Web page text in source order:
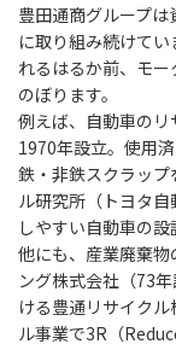
豊田通商グループ
に取り組み続けて
れるはるか前、モ
のぼります。
例えば、自動車の
1970年設立。使用
鉄・非鉄スクラッ
ル研究所（トヨタ
しやすい自動車の設
他にも、産業廃棄
ング株式会社（73
ける豊通リサイク
ル事業で3R（